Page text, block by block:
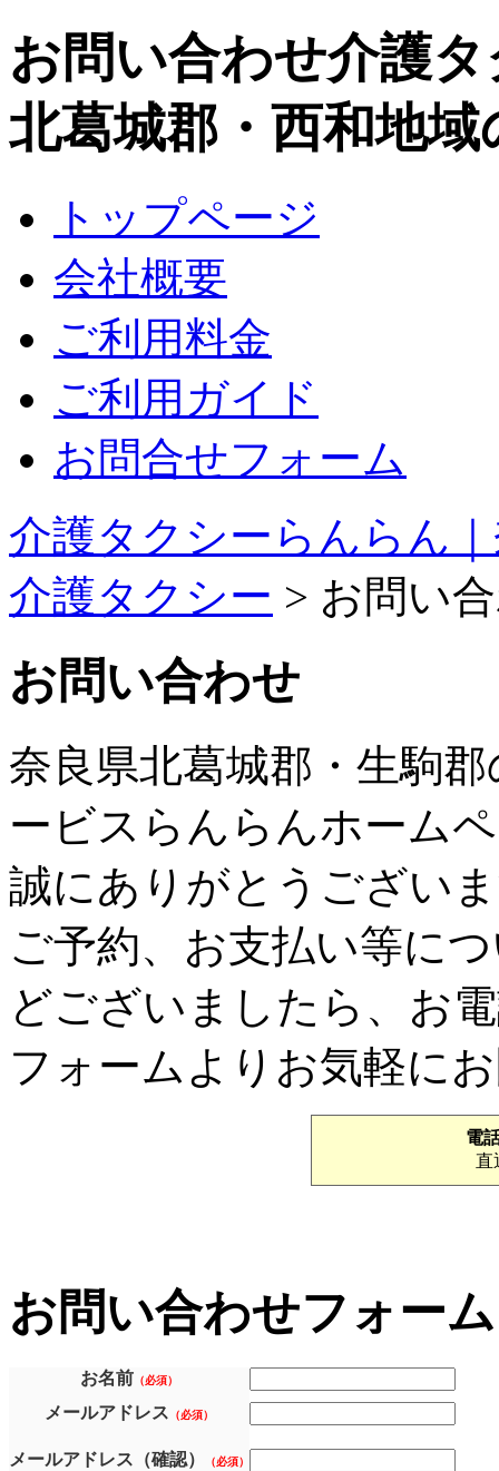
お問い合わせ介護
北葛城郡・西和地
トップページ
会社概要
ご利用料金
ご利用ガイド
お問合せフォーム
介護タクシーらんらん
介護タクシー > お問い
お問い合わせ
奈良県北葛城郡・生駒
ービスらんらんホーム
誠にありがとうござい
ご予約、お支払い等に
どございましたら、お
フォームよりお気軽に
電
直
お問い合わせフォーム
お名前 （必須）
メールアドレス （必須）
メールアドレス（確認） （必須）